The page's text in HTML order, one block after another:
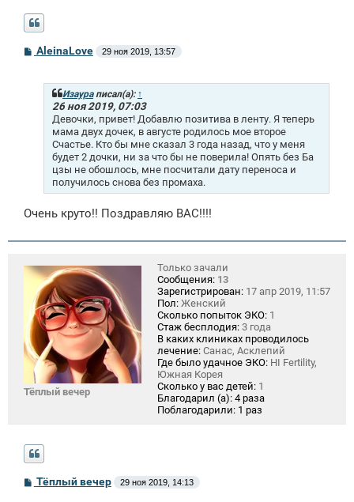
С
о
AleinaLove 29 ноя 2019, 13:57
Изаураписал(а): ↑
26 ноя 2019, 07:03
Девочки, привет! Добавлю позитива в ленту. Я теперь
мама двух дочек, в августе родилось мое второе
Счастье. Кто бы мне сказал 3 года назад, что у меня
будет 2 дочки, ни за что бы не поверила! Опять без Ба
цзы не обошлось, мне посчитали дату переноса и
получилось снова без промаха.
Очень круто!! Поздравляю ВАС!!!!
Тёплый вечер
Только зачали
Сообщения: 13
Зарегистрирован: 17 апр 2019, 11:57
Пол: Женский
Сколько попыток ЭКО: 1
Стаж бесплодия: 3 года
В каких клиниках проводилось
лечение: Санас, Асклепий
Где было удачное ЭКО: HI Fertility,
Южная Корея
Сколько у вас детей: 1
Благодарил (а): 4 раза
Поблагодарили: 1 раз
С
о
Тёплый вечер 29 ноя 2019, 14:13